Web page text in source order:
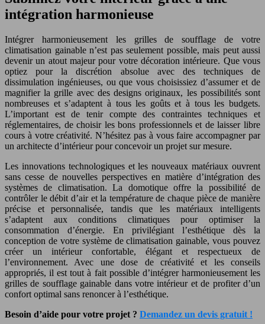
intégration harmonieuse
Intégrer harmonieusement les grilles de soufflage de votre
climatisation gainable n’est pas seulement possible, mais peut aussi
devenir un atout majeur pour votre décoration intérieure. Que vous
optiez pour la discrétion absolue avec des techniques de
dissimulation ingénieuses, ou que vous choisissiez d’assumer et de
magnifier la grille avec des designs originaux, les possibilités sont
nombreuses et s’adaptent à tous les goûts et à tous les budgets.
L’important est de tenir compte des contraintes techniques et
réglementaires, de choisir les bons professionnels et de laisser libre
cours à votre créativité. N’hésitez pas à vous faire accompagner par
un architecte d’intérieur pour concevoir un projet sur mesure.
Les innovations technologiques et les nouveaux matériaux ouvrent
sans cesse de nouvelles perspectives en matière d’intégration des
systèmes de climatisation. La domotique offre la possibilité de
contrôler le débit d’air et la température de chaque pièce de manière
précise et personnalisée, tandis que les matériaux intelligents
s’adaptent aux conditions climatiques pour optimiser la
consommation d’énergie. En privilégiant l’esthétique dès la
conception de votre système de climatisation gainable, vous pouvez
créer un intérieur confortable, élégant et respectueux de
l’environnement. Avec une dose de créativité et les conseils
appropriés, il est tout à fait possible d’intégrer harmonieusement les
grilles de soufflage gainable dans votre intérieur et de profiter d’un
confort optimal sans renoncer à l’esthétique.
Besoin d’aide pour votre projet ? Demandez un devis gratuit !